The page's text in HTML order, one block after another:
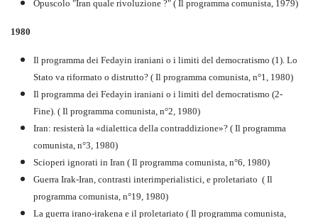
Opuscolo "Iran quale rivoluzione ?" ( Il programma comunista, 1979)
1980
Il programma dei Fedayin iraniani o i limiti del democratismo (1). Lo
Stato va riformato o distrutto? ( Il programma comunista, n°1, 1980)
Il programma dei Fedayin iraniani o i limiti del democratismo (2-
Fine). ( Il programma comunista, n°2, 1980)
Iran: resisterà la «dialettica della contraddizione»? ( Il programma
comunista, n°3, 1980)
Scioperi ignorati in Iran ( Il programma comunista, n°6, 1980)
Guerra Irak-Iran, contrasti interimperialistici, e proletariato ( Il
programma comunista, n°19, 1980)
La guerra irano-irakena e il proletariato ( Il programma comunista,